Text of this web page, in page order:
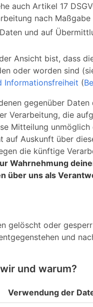
auch Artikel 17
nach
und auf
Ansicht bist, dass
oder worden sind
Informationsfreiheit (
gegenüber
die
Mitteilung
Auskunft über
die künftige
Wahrnehmung
über uns als
gelöscht oder
und
und warum?
Verwendung der